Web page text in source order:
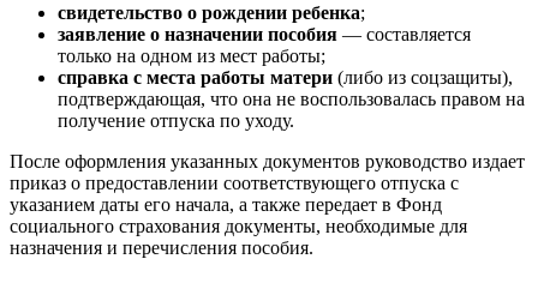
свидетельство о рождении ребенка;
заявление о назначении пособия — составляется
только на одном из мест работы;
справка с места работы матери (либо из соцзащиты),
подтверждающая, что она не воспользовалась правом на
получение отпуска по уходу.
После оформления указанных документов руководство издает
приказ о предоставлении соответствующего отпуска с
указанием даты его начала, а также передает в Фонд
социального страхования документы, необходимые для
назначения и перечисления пособия.